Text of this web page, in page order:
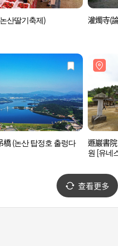
산딸기축제) 灌燭寺(
(논산 탑정호 출렁다
遯巖書
원 [유네
查看更多